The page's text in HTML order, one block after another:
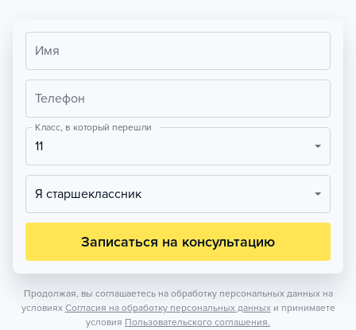
Имя
Телефон
Класс, в который перешли
11
Я старшеклассник
Записаться на консультацию
Продолжая, вы соглашаетесь на обработку персональных данных на
условиях Согласия на обработку персональных данных и принимаете
условия Пользовательского соглашения.